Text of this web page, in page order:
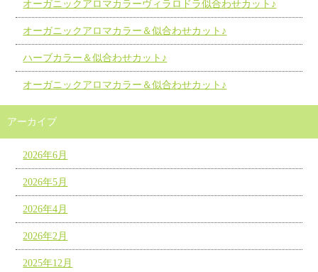
オーガニックアロマカラーヴィラロドラ似合わせカット♪
オーガニックアロマカラー＆似合わせカット♪
ハーブカラー＆似合わせカット♪
オーガニックアロマカラー＆似合わせカット♪
アーカイブ
2026年6月
2026年5月
2026年4月
2026年2月
2025年12月